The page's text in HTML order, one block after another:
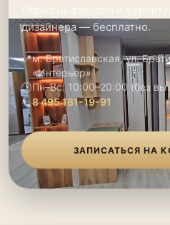
дизайнера — бесплатно.
📍м. Братиславская, ул.
«Интерьер»
🕑Пн–Вс: 10:00–20:00 (без
📞8 495 181-19-91
ЗАПИСАТЬСЯ НА